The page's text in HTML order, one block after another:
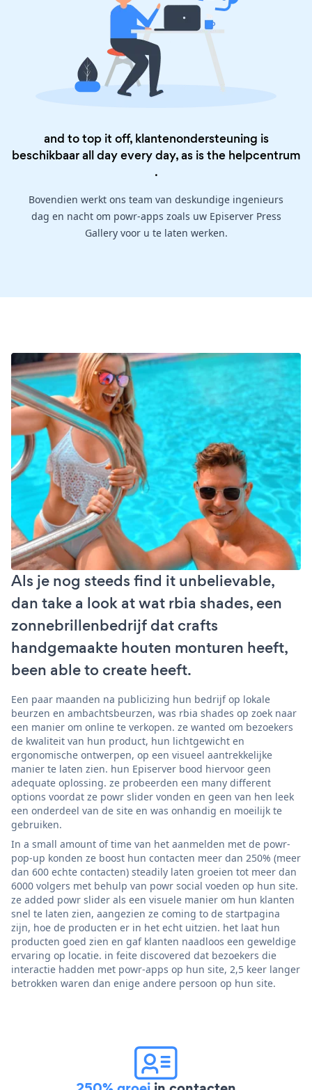
and to top it off, klantenondersteuning is
beschikbaar all day every day, as is the helpcentrum
.
Bovendien werkt ons team van deskundige ingenieurs
dag en nacht om powr-apps zoals uw Episerver Press
Gallery voor u te laten werken.
Als je nog steeds find it unbelievable,
dan take a look at wat rbia shades, een
zonnebrillenbedrijf dat crafts
handgemaakte houten monturen heeft,
been able to create heeft.
Een paar maanden na publicizing hun bedrijf op lokale
beurzen en ambachtsbeurzen, was rbia shades op zoek naar
een manier om online te verkopen. ze wanted om bezoekers
de kwaliteit van hun product, hun lichtgewicht en
ergonomische ontwerpen, op een visueel aantrekkelijke
manier te laten zien. hun Episerver bood hiervoor geen
adequate oplossing. ze probeerden een many different
options voordat ze powr slider vonden en geen van hen leek
een onderdeel van de site en was onhandig en moeilijk te
gebruiken.
In a small amount of time van het aanmelden met de powr-
pop-up konden ze boost hun contacten meer dan 250% (meer
dan 600 echte contacten) steadily laten groeien tot meer dan
6000 volgers met behulp van powr social voeden op hun site.
ze added powr slider als een visuele manier om hun klanten
snel te laten zien, aangezien ze coming to de startpagina
zijn, hoe de producten er in het echt uitzien. het laat hun
producten goed zien en gaf klanten naadloos een geweldige
ervaring op locatie. in feite discovered dat bezoekers die
interactie hadden met powr-apps op hun site, 2,5 keer langer
betrokken waren dan enige andere persoon op hun site.